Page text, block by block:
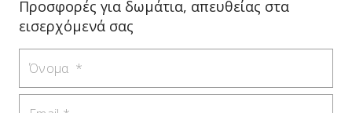
Προσφορές για δωμάτια, απευθείας στα
εισερχόμενά σας